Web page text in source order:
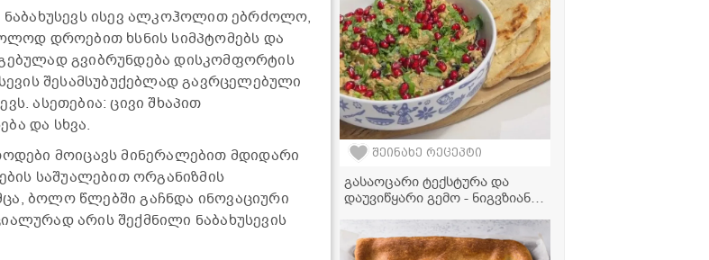
ისევ ალკოჰოლით ებრძოლო,
დროებით ხსნის სიმპტომებს და
გვიბრუნდება დისკომფორტის
შესამსუბუქებლად გავრცელებული
ასეთებია: ცივი შხაპით
და სხვა.
მოიცავს მინერალებით მდიდარი
საშუალებით ორგანიზმის
ბოლო წლებში გაჩნდა ინოვაციური
არის შექმნილი ნაბახუსევის
შეინახე რეცეპტი
გასაოცარი ტექსტურა და
დაუვიწყარი გემო - ნიგვზიანი